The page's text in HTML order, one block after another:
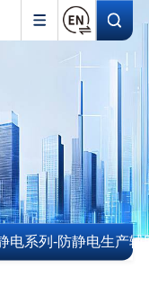
电系列-防静电生产辅